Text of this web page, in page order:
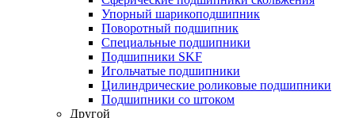
Упорный шарикоподшипник
Поворотный подшипник
Специальные подшипники
Подшипники SKF
Игольчатые подшипники
Цилиндрические роликовые подшипники
Подшипники со штоком
Другой